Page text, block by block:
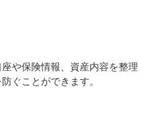
や保険情報、資産内容を整理
ぐことができます。